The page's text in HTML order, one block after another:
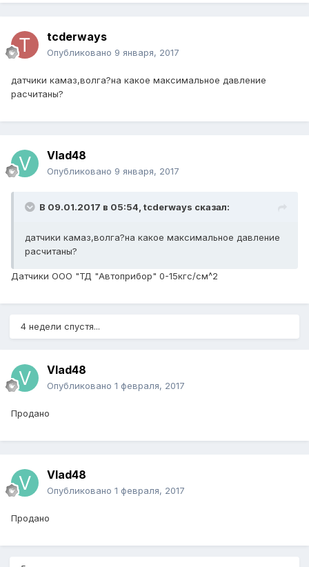
tcderways
Опубликовано 9 января, 2017
датчики камаз,волга?на какое максимальное давление
расчитаны?
Vlad48
Опубликовано 9 января, 2017
В 09.01.2017 в 05:54, tcderways сказал:
датчики камаз,волга?на какое максимальное давление
расчитаны?
Датчики ООО "ТД "Автоприбор" 0-15кгс/см^2
4 недели спустя...
Vlad48
Опубликовано 1 февраля, 2017
Продано
Vlad48
Опубликовано 1 февраля, 2017
Продано